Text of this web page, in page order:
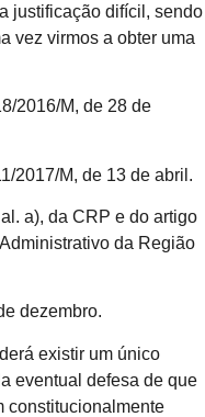
justificação difícil, sendo
vez virmos a obter uma
2016/M, de 28 de
2017/M, de 13 de abril.
a), da CRP e do artigo
da Região
dezembro.
existir um único
eventual defesa de que
constitucionalmente